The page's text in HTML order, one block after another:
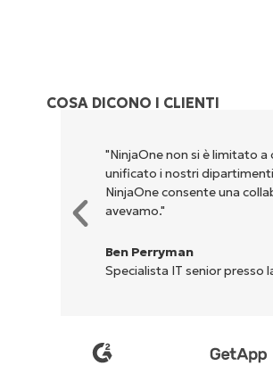
COSA DICONO I CLIENTI
"NinjaOne non si è limitato
unificato i nostri
NinjaOne consente una
avevamo."
Ben Perryman
Specialista IT senior presso